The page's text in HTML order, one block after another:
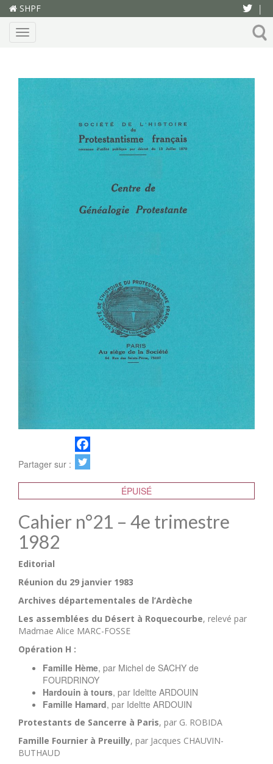
SHPF |
Menu
Partager sur :
ÉPUISÉ
Cahier n°21 – 4e trimestre
1982
Editorial
Réunion du 29 janvier 1983
Archives départementales de l’Ardèche
Les assemblées du Désert à Roquecourbe, relevé par
Madmae Alice MARC-FOSSE
Opération H :
Famille Hème, par Michel de SACHY de
FOURDRINOY
Hardouin à tours, par Ideltte ARDOUIN
Famille Hamard, par Ideltte ARDOUIN
Protestants de Sancerre à Paris, par G. ROBIDA
Famille Fournier à Preuilly, par Jacques CHAUVIN-
BUTHAUD